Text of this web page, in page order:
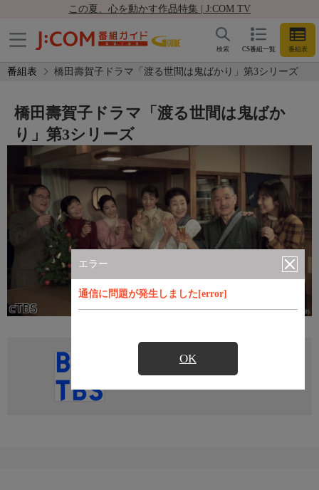
この夏、心を動かす作品特集 | J:COM TV
CS番組一覧 番組表
検索
番組表 橋田壽賀子ドラマ「渡る世間は鬼ばかり」第3シリーズ
エラー
通信に問題が発生しました[error]
OK
橋田壽賀子ドラマ「渡る世間は鬼ばか
り」第3シリーズ
直近の放送予定はありません